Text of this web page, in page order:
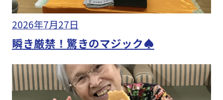
2026年7月27日
瞬き厳禁！驚きのマジック♠